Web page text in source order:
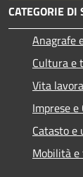
CATEGORIE DI
Anagrafe
Cultura e
Vita
Imprese e
Catasto e
Mobilità